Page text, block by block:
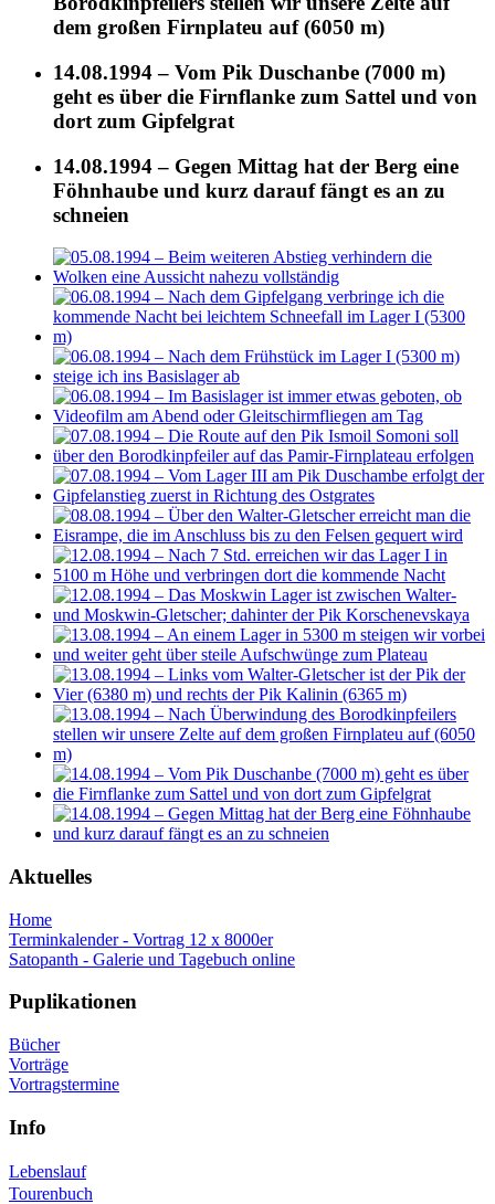
dem großen Firnplateu auf (6050 m)
14.08.1994 – Vom Pik Duschanbe (7000 m)
geht es über die Firnflanke zum Sattel und von
dort zum Gipfelgrat
14.08.1994 – Gegen Mittag hat der Berg eine
Föhnhaube und kurz darauf fängt es an zu
schneien
Aktuelles
Home
Terminkalender - Vortrag 12 x 8000er
Satopanth - Galerie und Tagebuch online
Puplikationen
Bücher
Vorträge
Vortragstermine
Info
Lebenslauf
Tourenbuch